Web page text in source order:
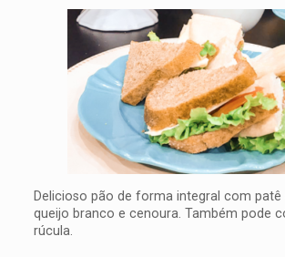
Delicioso pão de forma integral com patê
queijo branco e cenoura. Também pode
rúcula.